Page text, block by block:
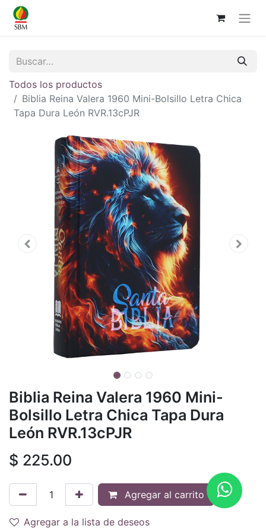
Todos los productos
Biblia Reina Valera 1960 Mini-Bolsillo Letra Chica
Tapa Dura León RVR.13cPJR
Biblia Reina Valera 1960 Mini-
Bolsillo Letra Chica Tapa Dura
León RVR.13cPJR
$ 225.00
Agregar al carrito
Agregar a la lista de deseos